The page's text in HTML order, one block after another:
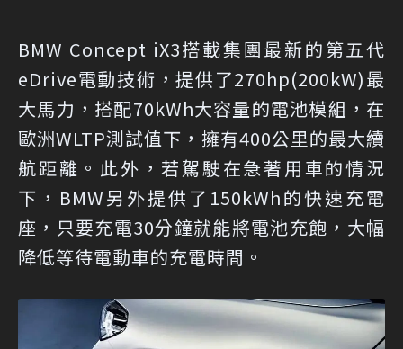
BMW Concept iX3搭載集團最新的第五代
eDrive電動技術，提供了270hp(200kW)最
大馬力，搭配70kWh大容量的電池模組，在
歐洲WLTP測試值下，擁有400公里的最大續
航距離。此外，若駕駛在急著用車的情況
下，BMW另外提供了150kWh的快速充電
座，只要充電30分鐘就能將電池充飽，大幅
降低等待電動車的充電時間。